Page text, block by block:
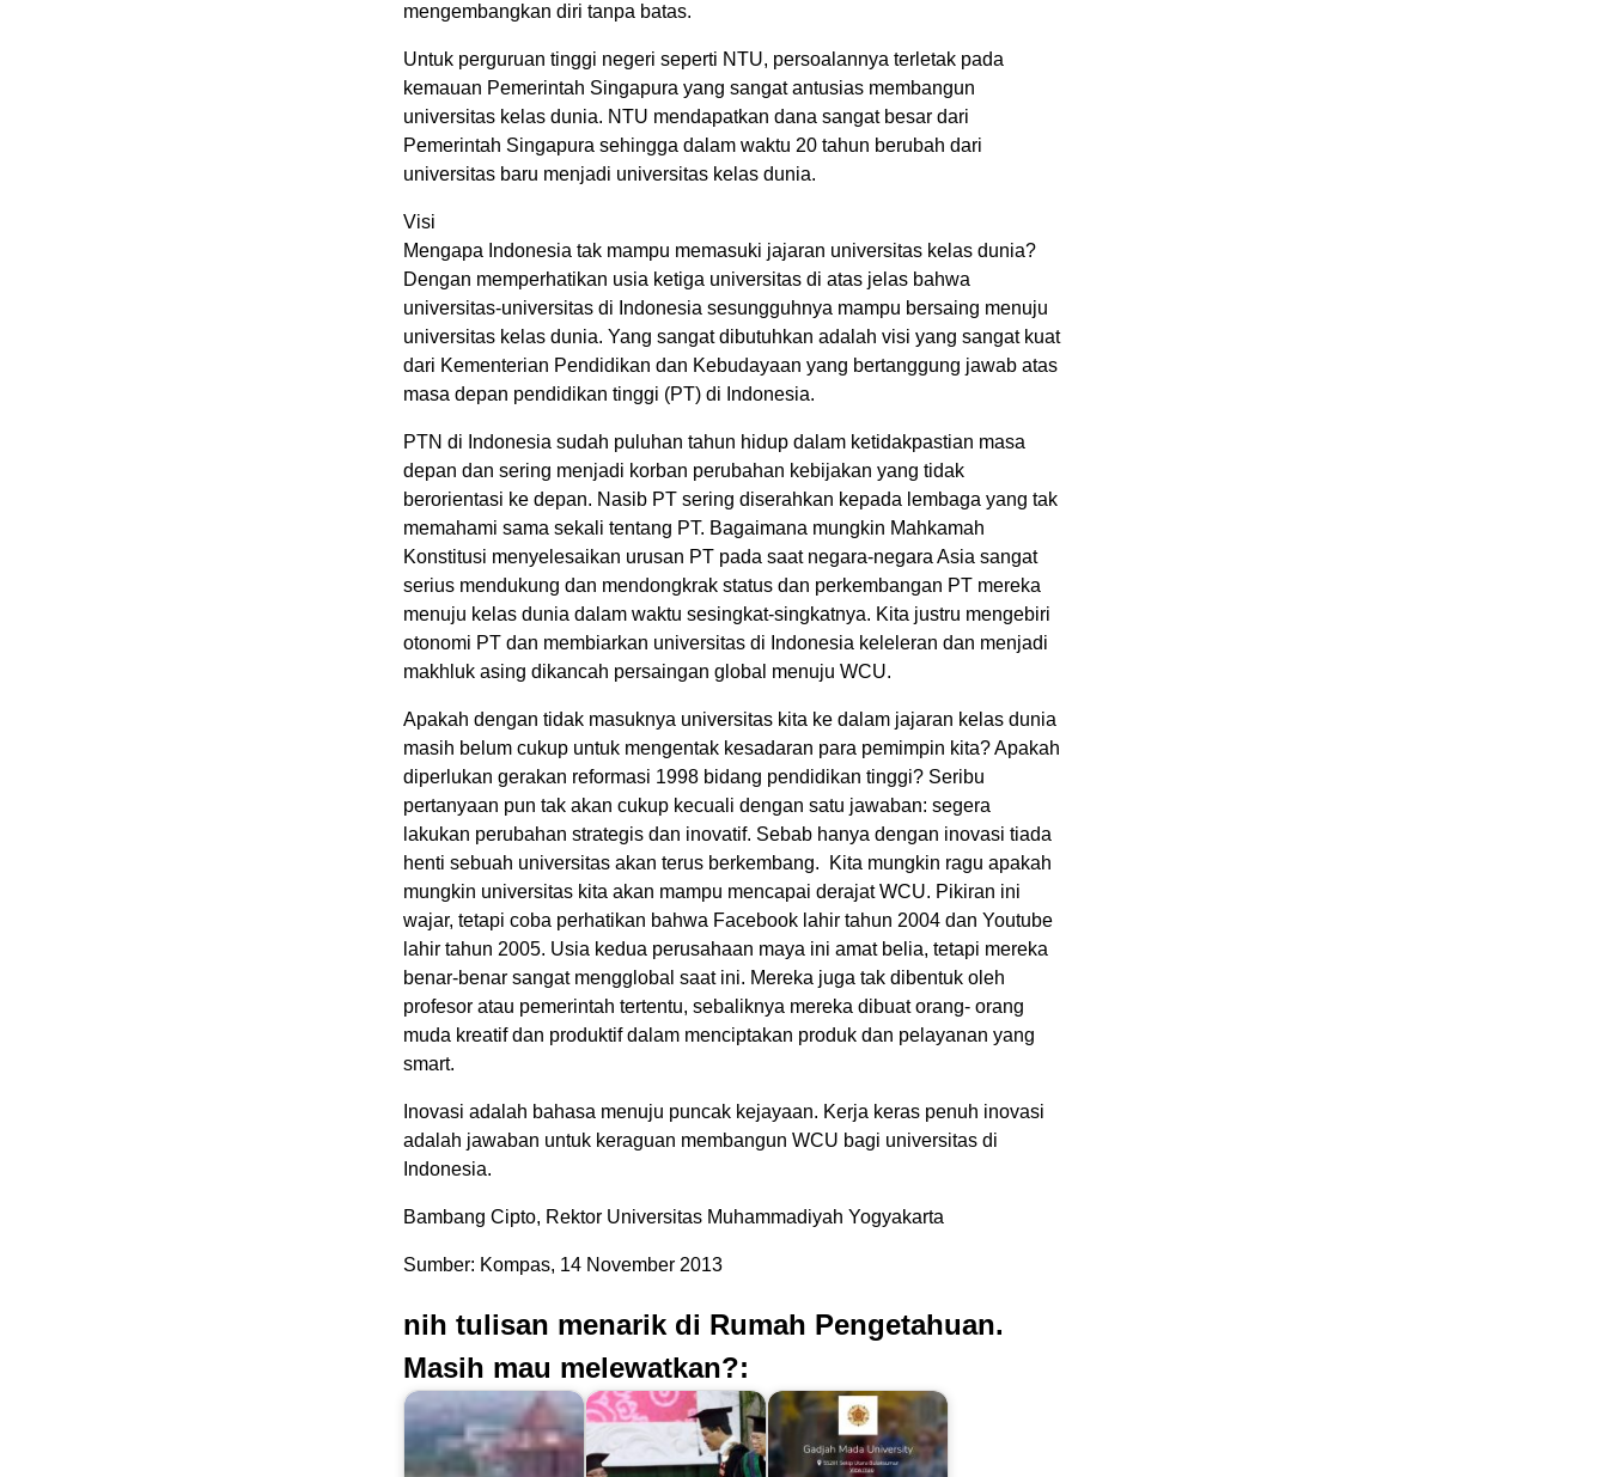
mengembangkan diri tanpa batas.
Untuk perguruan tinggi negeri seperti NTU, persoalannya terletak pada
kemauan Pemerintah Singapura yang sangat antusias membangun
universitas kelas dunia. NTU mendapatkan dana sangat besar dari
Pemerintah Singapura sehingga dalam waktu 20 tahun berubah dari
universitas baru menjadi universitas kelas dunia.
Visi
Mengapa Indonesia tak mampu memasuki jajaran universitas kelas dunia?
Dengan memperhatikan usia ketiga universitas di atas jelas bahwa
universitas-universitas di Indonesia sesungguhnya mampu bersaing menuju
universitas kelas dunia. Yang sangat dibutuhkan adalah visi yang sangat kuat
dari Kementerian Pendidikan dan Kebudayaan yang bertanggung jawab atas
masa depan pendidikan tinggi (PT) di Indonesia.
PTN di Indonesia sudah puluhan tahun hidup dalam ketidakpastian masa
depan dan sering menjadi korban perubahan kebijakan yang tidak
berorientasi ke depan. Nasib PT sering diserahkan kepada lembaga yang tak
memahami sama sekali tentang PT. Bagaimana mungkin Mahkamah
Konstitusi menyelesaikan urusan PT pada saat negara-negara Asia sangat
serius mendukung dan mendongkrak status dan perkembangan PT mereka
menuju kelas dunia dalam waktu sesingkat-singkatnya. Kita justru mengebiri
otonomi PT dan membiarkan universitas di Indonesia keleleran dan menjadi
makhluk asing dikancah persaingan global menuju WCU.
Apakah dengan tidak masuknya universitas kita ke dalam jajaran kelas dunia
masih belum cukup untuk mengentak kesadaran para pemimpin kita? Apakah
diperlukan gerakan reformasi 1998 bidang pendidikan tinggi? Seribu
pertanyaan pun tak akan cukup kecuali dengan satu jawaban: segera
lakukan perubahan strategis dan inovatif. Sebab hanya dengan inovasi tiada
henti sebuah universitas akan terus berkembang. Kita mungkin ragu apakah
mungkin universitas kita akan mampu mencapai derajat WCU. Pikiran ini
wajar, tetapi coba perhatikan bahwa Facebook lahir tahun 2004 dan Youtube
lahir tahun 2005. Usia kedua perusahaan maya ini amat belia, tetapi mereka
benar-benar sangat mengglobal saat ini. Mereka juga tak dibentuk oleh
profesor atau pemerintah tertentu, sebaliknya mereka dibuat orang- orang
muda kreatif dan produktif dalam menciptakan produk dan pelayanan yang
smart.
Inovasi adalah bahasa menuju puncak kejayaan. Kerja keras penuh inovasi
adalah jawaban untuk keraguan membangun WCU bagi universitas di
Indonesia.
Bambang Cipto, Rektor Universitas Muhammadiyah Yogyakarta
Sumber: Kompas, 14 November 2013
nih tulisan menarik di Rumah Pengetahuan.
Masih mau melewatkan?: